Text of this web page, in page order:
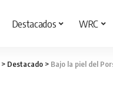
Destacados WRC
> Destacado > Bajo la piel del